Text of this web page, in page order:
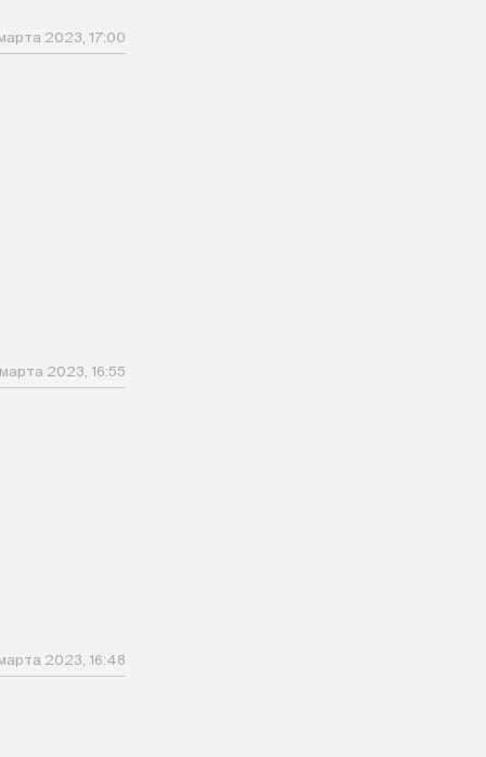
2023, 17:00
2023, 16:55
2023, 16:48